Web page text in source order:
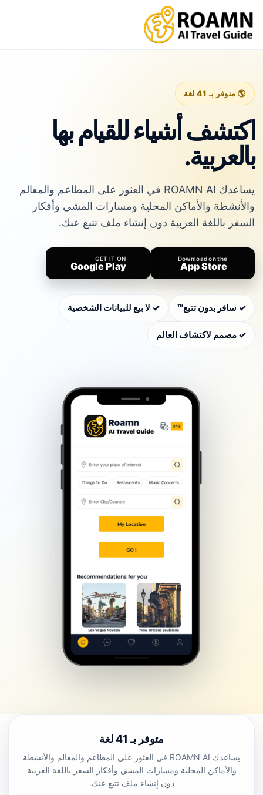
🌎 متوفر بـ 41 لغة
اكتشف أشياء للقيام بها
بالعربية.
يساعدك ROAMN AI في العثور على المطاعم والمعالم
والأنشطة والأماكن المحلية ومسارات المشي وأفكار
السفر باللغة العربية دون إنشاء ملف تتبع عنك.
Download on the
App Store
GET IT ON
Google Play
✓ سافر بدون تتبع™ ✓ لا بيع للبيانات الشخصية
✓ مصمم لاكتشاف العالم
متوفر بـ 41 لغة
يساعدك ROAMN AI في العثور على المطاعم والمعالم والأنشطة
والأماكن المحلية ومسارات المشي وأفكار السفر باللغة العربية
دون إنشاء ملف تتبع عنك.